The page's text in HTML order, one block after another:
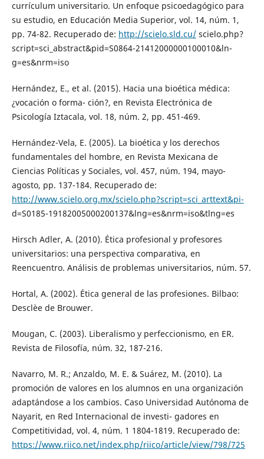
currículum universitario. Un enfoque psicoedagógico para
su estudio, en Educación Media Superior, vol. 14, núm. 1,
pp. 74-82. Recuperado de: http://scielo.sld.cu/scielo.php?
script=sci_abstract&pid=S0864-21412000000100010&ln-
g=es&nrm=iso
Hernández, E., et al. (2015). Hacia una bioética médica:
¿vocación o forma- ción?, en Revista Electrónica de
Psicología Iztacala, vol. 18, núm. 2, pp. 451-469.
Hernández-Vela, E. (2005). La bioética y los derechos
fundamentales del hombre, en Revista Mexicana de
Ciencias Políticas y Sociales, vol. 457, núm. 194, mayo-
agosto, pp. 137-184. Recuperado de:
http://www.scielo.org.mx/scielo.php?script=sci_arttext&pi-
d=S0185-19182005000200137&lng=es&nrm=iso&tlng=es
Hirsch Adler, A. (2010). Ética profesional y profesores
universitarios: una perspectiva comparativa, en
Reencuentro. Análisis de problemas universitarios, núm. 57.
Hortal, A. (2002). Ética general de las profesiones. Bilbao:
Desclèe de Brouwer.
Mougan, C. (2003). Liberalismo y perfeccionismo, en ER.
Revista de Filosofía, núm. 32, 187-216.
Navarro, M. R.; Anzaldo, M. E. & Suárez, M. (2010). La
promoción de valores en los alumnos en una organización
adaptándose a los cambios. Caso Universidad Autónoma de
Nayarit, en Red Internacional de investi- gadores en
Competitividad, vol. 4, núm. 1 1804-1819. Recuperado de:
https://www.riico.net/index.php/riico/article/view/798/725